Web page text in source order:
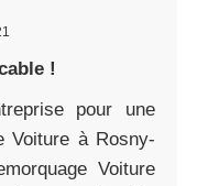
!
pour une
Voiture à Rosny-
Voiture